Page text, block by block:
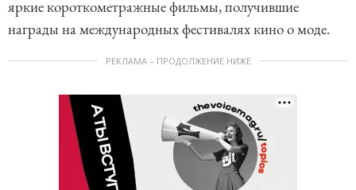
яркие короткометражные фильмы, получившие
награды на международных фестивалях кино о моде.
РЕКЛАМА – ПРОДОЛЖЕНИЕ НИЖЕ